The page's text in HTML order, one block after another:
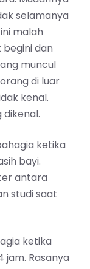
selamanya
malah
dan
muncul
di luar
kenal.
ketika
bayi.
antara
studi saat
ketika
jam. Rasanya